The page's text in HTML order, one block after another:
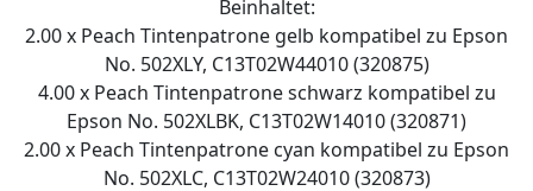
Beinhaltet:
2.00 x Peach Tintenpatrone gelb kompatibel zu Epson
No. 502XLY, C13T02W44010 (320875)
4.00 x Peach Tintenpatrone schwarz kompatibel zu
Epson No. 502XLBK, C13T02W14010 (320871)
2.00 x Peach Tintenpatrone cyan kompatibel zu Epson
No. 502XLC, C13T02W24010 (320873)